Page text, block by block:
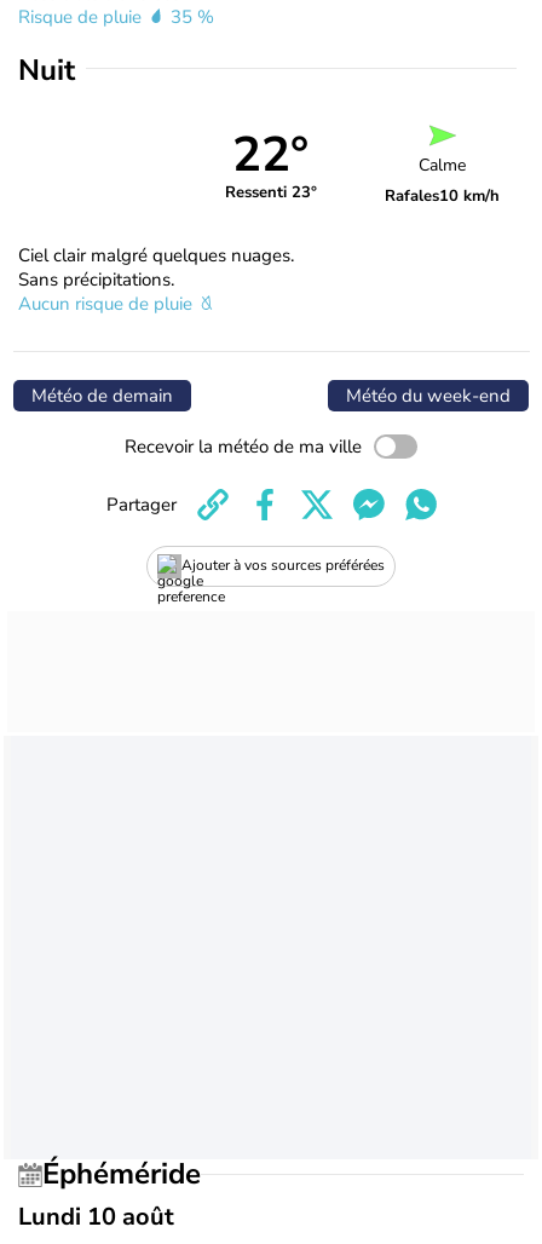
Risque de pluie
35 %
Nuit
22°
Ressenti 23°
Calme
Rafales10 km/h
Ciel clair malgré quelques nuages.
Sans précipitations.
Aucun risque de pluie
Météo de demain Météo du week-end
Recevoir la météo de ma ville
Ajouter à vos sources préférées
Partager
Éphéméride
Lundi 10 août